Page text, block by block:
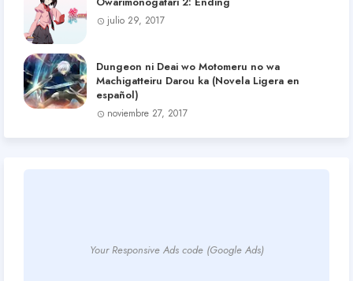
julio 29, 2017
Dungeon ni Deai wo Motomeru no wa
Machigatteiru Darou ka (Novela Ligera en
español)
noviembre 27, 2017
Your Responsive Ads code (Google Ads)